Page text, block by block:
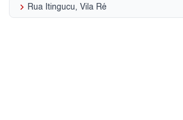
keyboard_arrow_right Rua Itingucu, Vila Ré